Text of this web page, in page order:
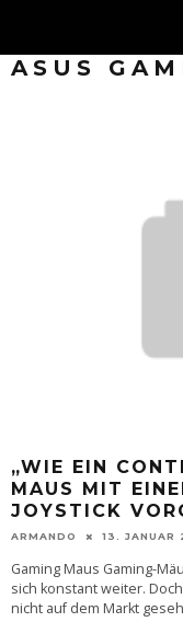
ASUS
„WIE EIN
MAUS MIT
JOYSTICK
ARMANDO 13. JANUAR
Gaming Maus Gaming-
sich konstant weiter.
nicht auf dem Markt